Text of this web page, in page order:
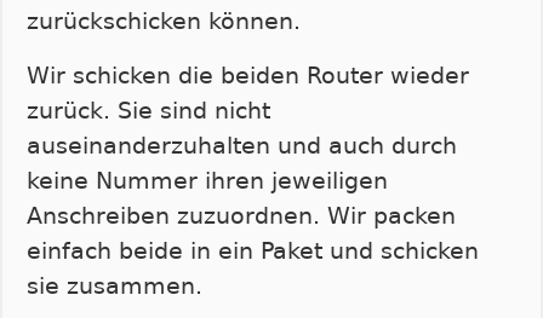
zurückschicken können.
Wir schicken die beiden Router wieder
zurück. Sie sind nicht
auseinanderzuhalten und auch durch
keine Nummer ihren jeweiligen
Anschreiben zuzuordnen. Wir packen
einfach beide in ein Paket und schicken
sie zusammen.